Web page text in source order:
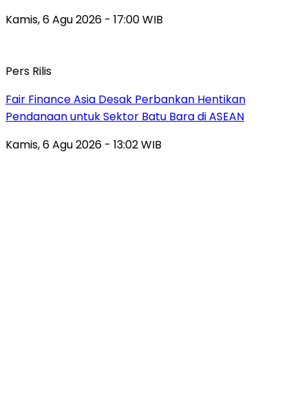
Kamis, 6 Agu 2026 - 17:00 WIB
Pers Rilis
Fair Finance Asia Desak Perbankan Hentikan
Pendanaan untuk Sektor Batu Bara di ASEAN
Kamis, 6 Agu 2026 - 13:02 WIB